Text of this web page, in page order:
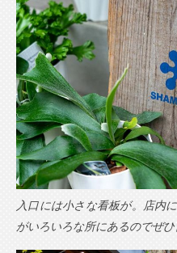
入口には小さな看板が。店内
がいろいろな所にあるのでぜ